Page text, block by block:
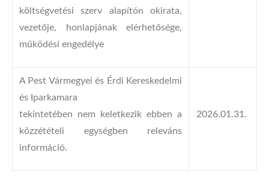
költségvetési szerv alapítón okirata,
vezetője, honlapjának elérhetősége,
működési engedélye
A Pest Vármegyei és Érdi Kereskedelmi
és Iparkamara
tekintetében nem keletkezik ebben a
közzétételi egységben releváns
információ.
2026.01.31.